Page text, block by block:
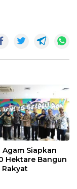
Agam Siapkan
Hektare Bangun
Rakyat